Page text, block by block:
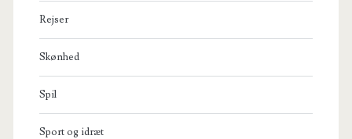
Rejser
Skønhed
Spil
Sport og idræt